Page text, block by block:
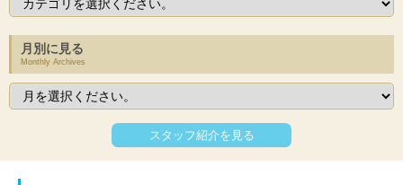
月別に見る
Monthly Archives
スタッフ紹介を見る